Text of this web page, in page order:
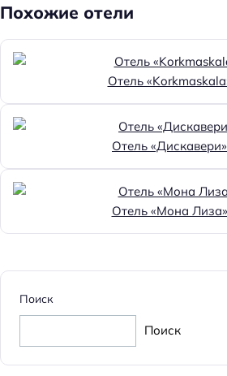
Похожие отели
Отель
Отель «Дискавери»
Отель «Мона Лиза»
Поиск
Поиск